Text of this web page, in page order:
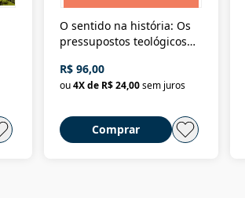
O sentido na história: Os
pressupostos teológicos
R$ 96,00
ou4X de R$ 24,00sem juros
Comprar